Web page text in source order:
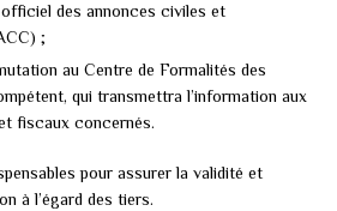
des annonces civiles et
;
au Centre de Formalités des
qui transmettra l’information aux
fiscaux concernés.
pour assurer la validité et
à l’égard des tiers.